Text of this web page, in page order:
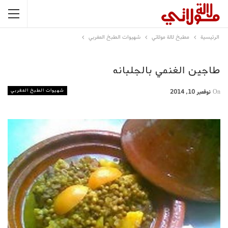
الرئيسية مطبخ لالة مولاتي شهيوات الطبخ المغربي
طاجين الغنمي بالجلبانه
شهيوات الطبخ المغربي On نوفمبر 10, 2014